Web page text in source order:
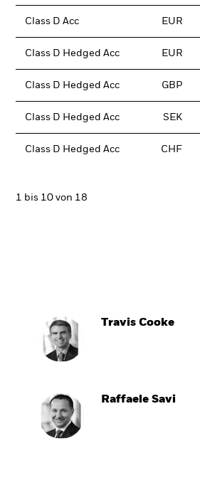
Class D Acc EUR
Class D Hedged Acc EUR
Class D Hedged Acc GBP
Class D Hedged Acc SEK
Class D Hedged Acc CHF
1 bis 10 von 18
Travis Cooke
Raffaele Savi